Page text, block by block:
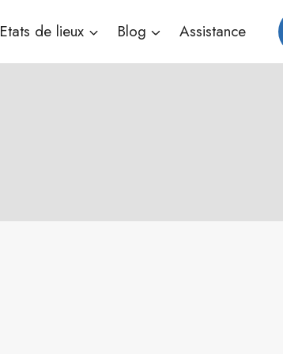
Etats de lieux Blog Assistance